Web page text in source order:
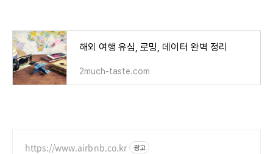
해외 여행 유심, 로밍, 데이터 완벽 정리
2much-taste.com
https://www.airbnb.co.kr 광고